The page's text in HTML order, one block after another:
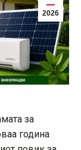
2026
за
година